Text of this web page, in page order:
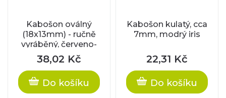
Kabošon oválný
(18x13mm) - ručně
vyráběný, červeno-
černý
38,02 Kč
Do košíku
Kabošon kulatý, cca
7mm, modrý iris
22,31 Kč
Do košíku